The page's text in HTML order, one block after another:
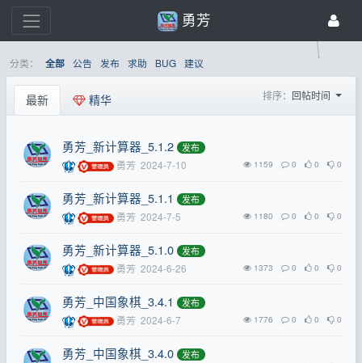
勇芳
分类： 全部 公告 发布 求助 BUG 建议
最新 精华 排序： 回帖时间
勇芳_新计算器_5.1.2 发布
勇芳 2024-7-10 1159 0 0 0
勇芳_新计算器_5.1.1 发布
勇芳 2024-7-5 1180 0 0 0
勇芳_新计算器_5.1.0 发布
勇芳 2024-6-26 1373 0 0 0
勇芳_中国象棋_3.4.1 发布
勇芳 2024-6-7 1776 0 0 0
勇芳_中国象棋_3.4.0 发布